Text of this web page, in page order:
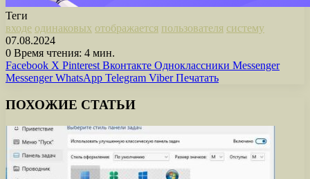
Теги
входе одинаковых отображается пользователя систему
07.08.2024
0 Время чтения: 4 мин.
Facebook X Pinterest Вконтакте Одноклассники Messenger
Messenger WhatsApp Telegram Viber Печатать
ПОХОЖИЕ СТАТЬИ